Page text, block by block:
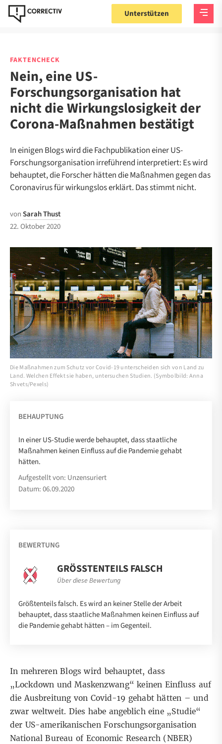
Unterstützen
FAKTENCHECK
Nein, eine US-
Forschungsorganisation hat
nicht die Wirkungslosigkeit der
Corona-Maßnahmen bestätigt
In einigen Blogs wird die Fachpublikation einer US-
Forschungsorganisation irreführend interpretiert: Es wird
behauptet, die Forscher hätten die Maßnahmen gegen das
Coronavirus für wirkungslos erklärt. Das stimmt nicht.
vonSarah Thust
22. Oktober 2020
Die Maßnahmen zum Schutz vor Covid-19 unterscheiden sich von Land zu
Land. Welchen Effekt sie haben, untersuchen Studien. (Symbolbild: Anna
Shvets/Pexels)
BEHAUPTUNG
In einer US-Studie werde behauptet, dass staatliche
Maßnahmen keinen Einfluss auf die Pandemie gehabt
hätten.
Aufgestellt von: Unzensuriert
Datum: 06.09.2020
BEWERTUNG
GRÖSSTENTEILS FALSCH
Über diese Bewertung
Größtenteils falsch. Es wird an keiner Stelle der Arbeit
behauptet, dass staatliche Maßnahmen keinen Einfluss auf
die Pandemie gehabt hätten – im Gegenteil.
In mehreren Blogs wird behauptet, dass
„Lockdown und Maskenzwang“ keinen Einfluss auf
die Ausbreitung von Covid-19 gehabt hätten – und
zwar weltweit. Dies habe angeblich eine „Studie“
der US-amerikanischen Forschungsorganisation
National Bureau of Economic Research (NBER)